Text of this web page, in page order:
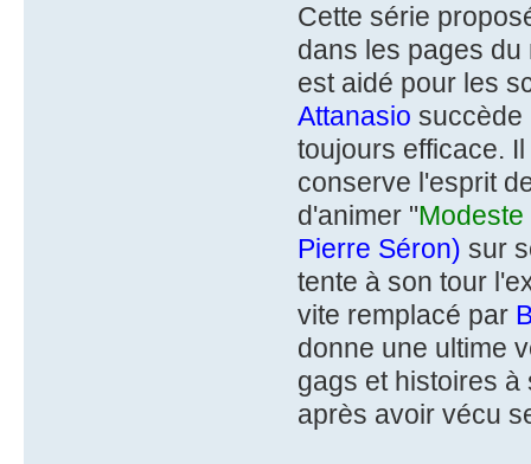
Cette série
dans les pages
est aidé pour les
Attanasio
toujours efficace.
conserve l'esprit
d'animer "Modeste
Pierre Séron) sur
tente à son tour
vite remplacé par
donne une ultime
gags et histoires
après avoir vécu